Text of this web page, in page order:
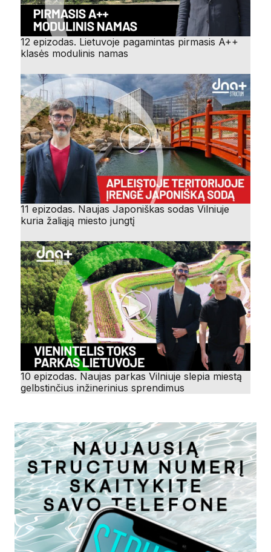
12 epizodas. Lietuvoje pagamintas pirmasis A++
klasės modulinis namas
11 epizodas. Naujas Japoniškas sodas Vilniuje
kuria žaliąją miesto jungtį
10 epizodas. Naujas parkas Vilniuje slepia miestą
gelbstinčius inžinerinius sprendimus